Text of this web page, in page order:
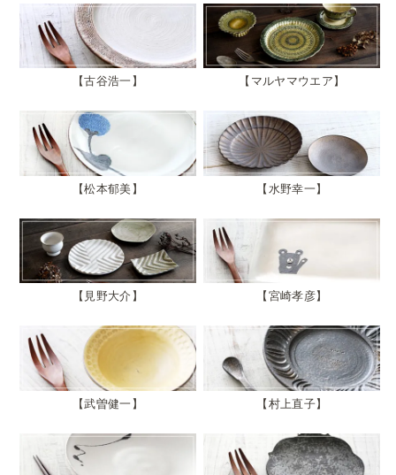
古谷浩一 マルヤマウエア
松本郁美 水野幸一
見野大介 宮崎孝彦
武曽健一 村上直子